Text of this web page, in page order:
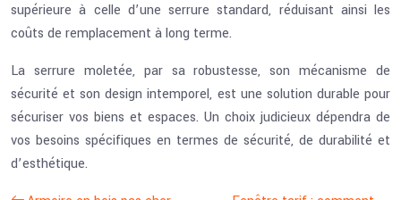
supérieure à celle d’une serrure standard, réduisant ainsi les
coûts de remplacement à long terme.
La serrure moletée, par sa robustesse, son mécanisme de
sécurité et son design intemporel, est une solution durable pour
sécuriser vos biens et espaces. Un choix judicieux dépendra de
vos besoins spécifiques en termes de sécurité, de durabilité et
d’esthétique.